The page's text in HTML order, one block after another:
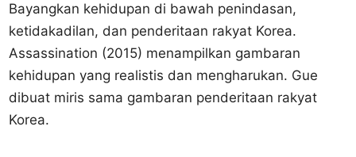
Bayangkan kehidupan di bawah penindasan,
ketidakadilan, dan penderitaan rakyat Korea.
Assassination (2015) menampilkan gambaran
kehidupan yang realistis dan mengharukan. Gue
dibuat miris sama gambaran penderitaan rakyat
Korea.